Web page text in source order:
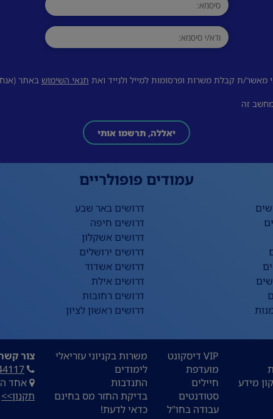
מאשר/ת קבלת משרות ופרסומות למייל ולנייד ואת תנאי השימוש באתר
זה
יאללה, תרשמו אותי
עמודים פופולריים
דרושים באר שבע
דרושים חיפה
דרושים אשקלון
דרושים ירושלים
דרושים אשדוד
דרושים אילת
דרושים רחובות
דרושים ראשון לציון
מידע
VIP דיסקונט
מועדפת
חיילים
סטודנטים
עבודה בחו"ל
משרות בקניוני עזריאלי
לימודים
התנדבות
בדיקת החזר מס בחינם
כדאי לדעת!
צור
אחד העם 9,
תקנון>>